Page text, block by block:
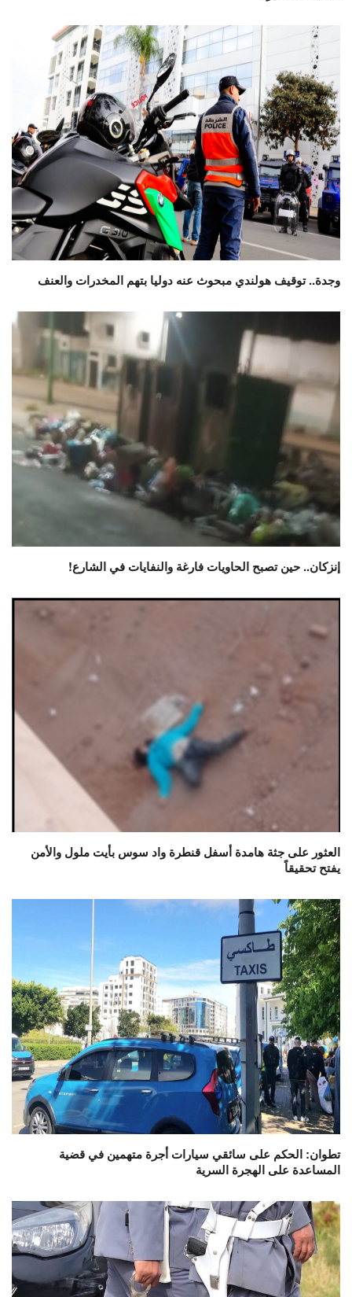
وجدة.. توقيف هولندي مبحوث عنه دوليا بتهم المخدرات والعنف
إنزكان.. حين تصبح الحاويات فارغة والنفايات في الشارع!
العثور على جثة هامدة أسفل قنطرة واد سوس بأيت ملول والأمن
يفتح تحقيقاً
تطوان: الحكم على سائقي سيارات أجرة متهمين في قضية
المساعدة على الهجرة السرية